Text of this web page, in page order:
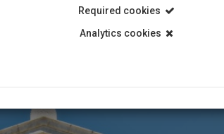
Διακυβέρνηση
Required cookies
Analytics cookies